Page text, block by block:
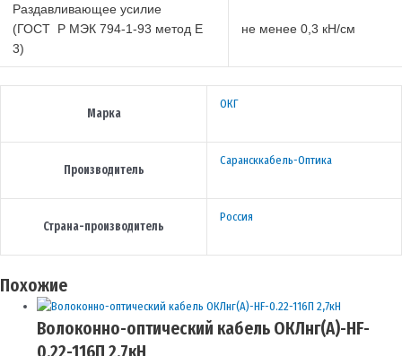
Раздавливающее усилие
(ГОСТ Р МЭК 794-1-93 метод Е
3)
не менее 0,3 кН/см
Марка
ОКГ
Производитель
Сарансккабель-Оптика
Страна-производитель
Россия
Похожие
Волоконно-оптический кабель ОКЛнг(A)-HF-
0.22-116П 2,7кН